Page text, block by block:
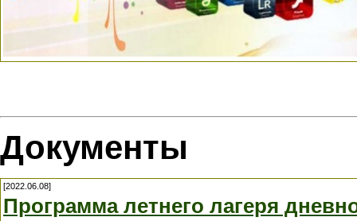
Документы
[2022.06.08]
Программа летнего лагеря